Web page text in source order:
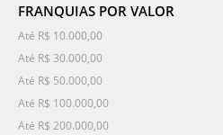
FRANQUIAS POR VALOR
Até R$ 10.000,00
Até R$ 30.000,00
Até R$ 50.000,00
Até R$ 100.000,00
Até R$ 200.000,00